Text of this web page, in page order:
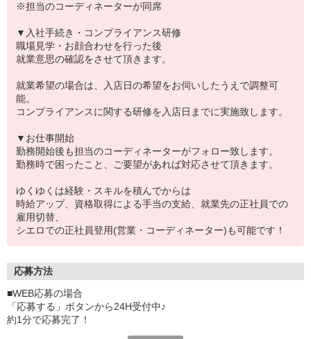
※担当のコーディネーターが同席
▼入社手続き・コンプライアンス研修
職場見学・お顔合わせを行った後
就業意思の確認をさせて頂きます。
就業希望の場合は、入店日の希望をお伺いしたうえで調整可
能。
コンプライアンスに関する研修を入店日までに実施致します。
▼お仕事開始
勤務開始後も担当のコーディネーターがフォロー致します。
勤務時で困ったこと、ご要望があれば対応させて頂きます。
ゆくゆくは経験・スキルを積んでからは
時給アップ、資格取得による手当の支給、就業先の正社員での
雇用切替、
シエロでの正社員登用(営業・コーディネーター)も可能です！
応募方法
■WEB応募の場合
「応募する」ボタンから24H受付中♪
約1分で応募完了！